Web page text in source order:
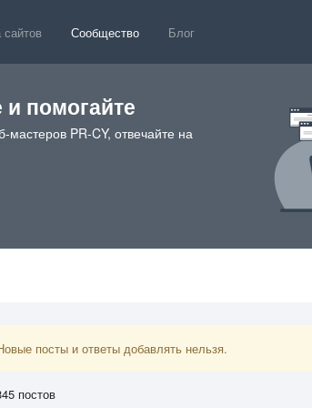
Сообщество Блог
помогайте
PR-CY, отвечайте на
посты и ответы добавлять нельзя.
постов